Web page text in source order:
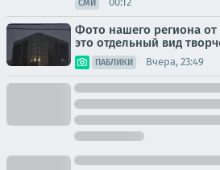
СМИ
Фото нашего региона
это отдельный вид
ПАБЛИКИ Вчера, 23:49